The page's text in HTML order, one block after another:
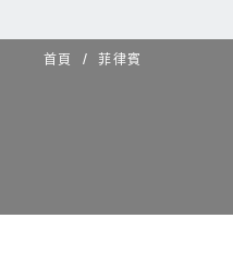
首頁 菲律賓